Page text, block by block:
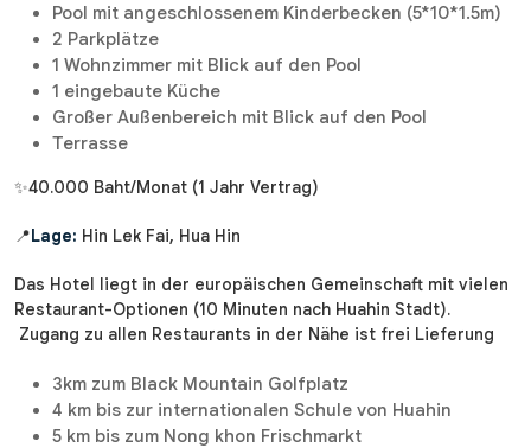
Pool mit angeschlossenem Kinderbecken (5*10*1.5m)
2 Parkplätze
1 Wohnzimmer mit Blick auf den Pool
1 eingebaute Küche
Großer Außenbereich mit Blick auf den Pool
Terrasse
✨40.000 Baht/Monat (1 Jahr Vertrag)
📍Lage: Hin Lek Fai, Hua Hin
Das Hotel liegt in der europäischen Gemeinschaft mit vielen
Restaurant-Optionen (10 Minuten nach Huahin Stadt).
Zugang zu allen Restaurants in der Nähe ist frei Lieferung
3km zum Black Mountain Golfplatz
4 km bis zur internationalen Schule von Huahin
5 km bis zum Nong khon Frischmarkt